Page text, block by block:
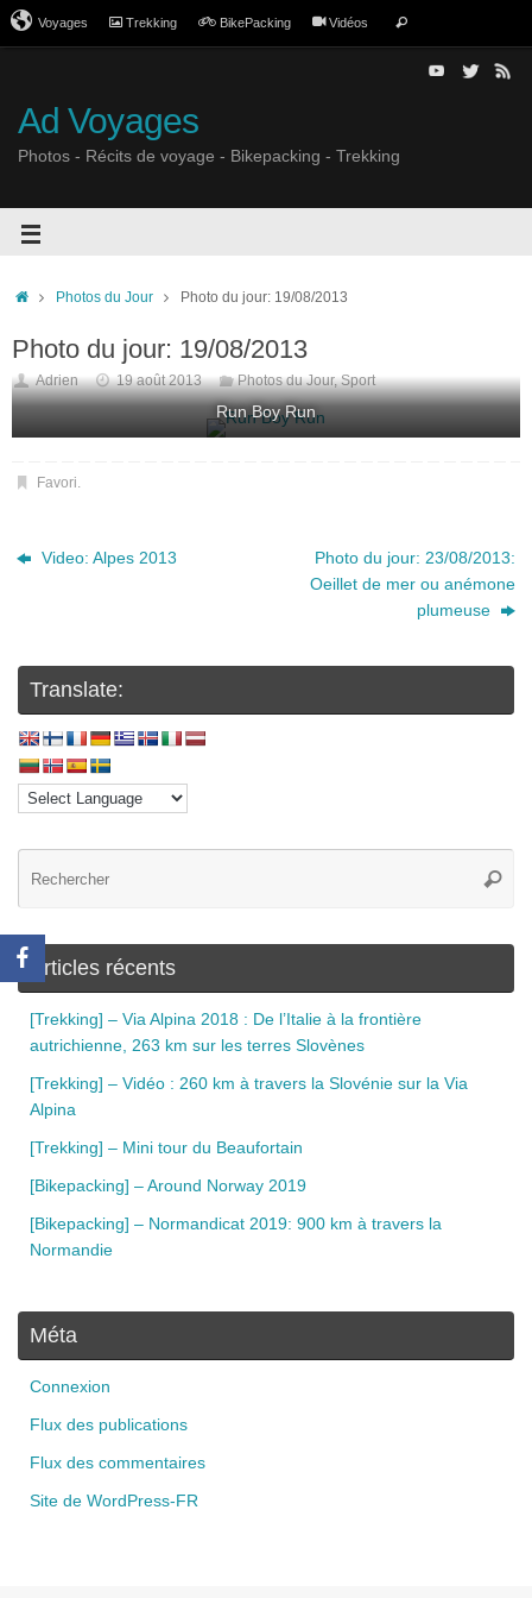
Voyages Trekking BikePacking Vidéos
Ad Voyages
Photos - Récits de voyage - Bikepacking - Trekking
Photos du Jour Photo du jour: 19/08/2013
Photo du jour: 19/08/2013
Adrien 19 août 2013 Photos du Jour,Sport
Run Boy Run
Favori.
Video: Alpes 2013
Photo du jour: 23/08/2013:
Oeillet de mer ou anémone
plumeuse
Translate:
Articles récents
[Trekking] – Via Alpina 2018 : De l’Italie à la frontière
autrichienne, 263 km sur les terres Slovènes
[Trekking] – Vidéo : 260 km à travers la Slovénie sur la Via
Alpina
[Trekking] – Mini tour du Beaufortain
[Bikepacking] – Around Norway 2019
[Bikepacking] – Normandicat 2019: 900 km à travers la
Normandie
Méta
Connexion
Flux des publications
Flux des commentaires
Site de WordPress-FR